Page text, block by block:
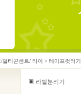
멀티곤센트/ 타이 > 테이프컷터기
▣ 라벨분리기